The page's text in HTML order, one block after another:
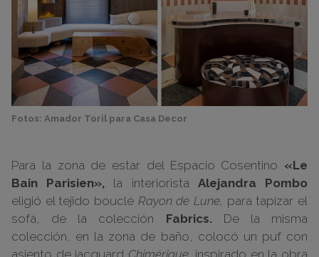
Fotos: Amador Toril para Casa Decor
Para la zona de estar del Espacio Cosentino «Le
Bain Parisien», la interiorista Alejandra Pombo
eligió el tejido bouclé Rayon de Lune, para tapizar el
sofá, de la colección Fabrics.De la misma
colección, en la zona de baño, colocó un puf con